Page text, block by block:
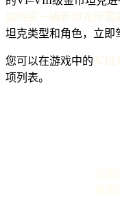
扣购买一辆新坦克所需
坦克类型和角色，立即
您可以在游戏中的军械
项列表。